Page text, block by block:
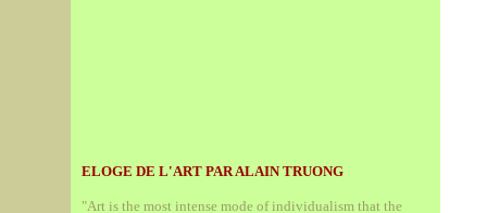
ELOGE DE L'ART PAR ALAIN TRUONG
"Art is the most intense mode of individualism that the